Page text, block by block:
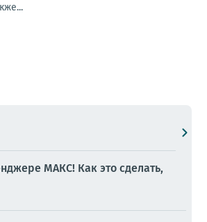
МАКС! Как это сделать,